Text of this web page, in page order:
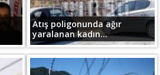
Atış poligonunda ağır
yaralanan kadın...